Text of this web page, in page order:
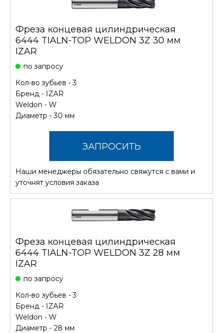
Фреза концевая цилиндрическая
6444 TIALN-TOP WELDON 3Z 30 мм
IZAR
по запросу
Кол-во зубьев - 3
Бренд - IZAR
Weldon - W
Диаметр - 30 мм
ЗАПРОСИТЬ
СТОИМОСТЬ
Наши менеджеры обязательно свяжутся с вами и
уточнят условия заказа
Фреза концевая цилиндрическая
6444 TIALN-TOP WELDON 3Z 28 мм
IZAR
по запросу
Кол-во зубьев - 3
Бренд - IZAR
Weldon - W
Диаметр - 28 мм